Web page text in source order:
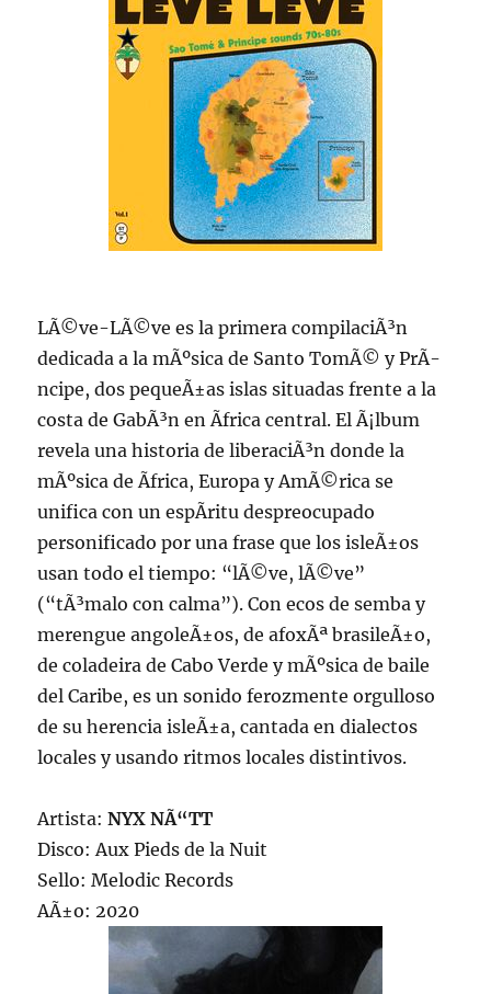
LÃ©ve-LÃ©ve es la primera compilaciÃ³n
dedicada a la mÃºsica de Santo TomÃ© y PrÃ­
ncipe, dos pequeÃ±as islas situadas frente a la
costa de GabÃ³n en Ãfrica central. El Ã¡lbum
revela una historia de liberaciÃ³n donde la
mÃºsica de Ãfrica, Europa y AmÃ©rica se
unifica con un espÃ­ritu despreocupado
personificado por una frase que los isleÃ±os
usan todo el tiempo: “lÃ©ve, lÃ©ve”
(“tÃ³malo con calma”). Con ecos de semba y
merengue angoleÃ±os, de afoxÃª brasileÃ±o,
de coladeira de Cabo Verde y mÃºsica de baile
del Caribe, es un sonido ferozmente orgulloso
de su herencia isleÃ±a, cantada en dialectos
locales y usando ritmos locales distintivos.
Artista:NYX NÃ“TT
Disco: Aux Pieds de la Nuit
Sello: Melodic Records
AÃ±o: 2020